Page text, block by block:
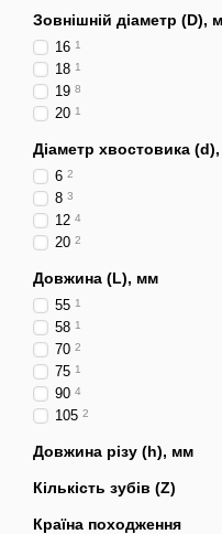
Зовнішній діаметр (D),
16 1
18 1
19 8
20 1
Діаметр хвостовика
6 2
8 3
12 4
20 2
Довжина (L), мм
55 1
58 1
70 2
75 1
90 4
105 2
Довжина різу (h), мм
Кількість зубів (Z)
Країна походження